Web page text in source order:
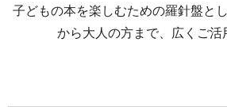
子どもの本を楽しむための羅針盤と
から大人の方まで、広くご活